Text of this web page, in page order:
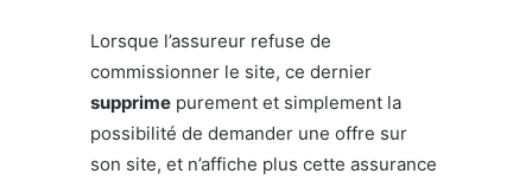
Lorsque l’assureur refuse de
commissionner le site, ce dernier
supprime purement et simplement la
possibilité de demander une offre sur
son site, et n’affiche plus cette assurance